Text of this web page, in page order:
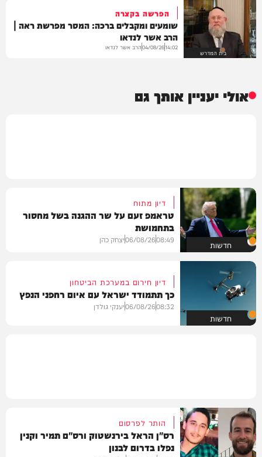
בית המדרש
הפרשה בקצרה
שומעים ומקבלים ברכה: המסר מפרשת ראה |
הרב אשר לנדאו
14:02
04/08/26הרב אשר לנדאו
אולי יעניין אותך גם
חדשות
דיון מתוח
טראמפ זעם על שר ההגנה בשל מחסור
בתחמושת
08:49
06/08/26יצחק כהן
חדשות
דיון חירום במערכת הביטחון
כך תתמודד ישראל עם איום רחפני הנפץ
08:32
06/08/26יענקי גולדן
הותר לפרסום
רס"ן הראל בירנשטוק ורס"ם תמיר וקנין
נפלו בדרום לבנון